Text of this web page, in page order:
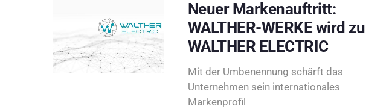
Neuer Markenauftritt:
WALTHER-WERKE wird zu
WALTHER ELECTRIC
Mit der Umbenennung schärft das
Unternehmen sein internationales
Markenprofil